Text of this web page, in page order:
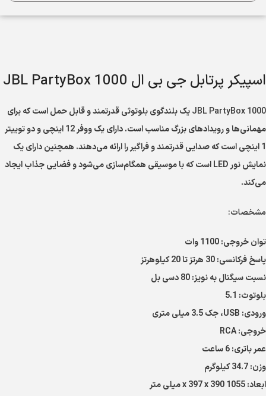
اسپیکر پرتابل جی بی ال JBL PartyBox 1000
JBL PartyBox 1000یک بلندگوی بلوتوثی قدرتمند و قابل حمل است که برای
مهمانی‌ها و رویدادهای بزرگ مناسب است. دارای یک ووفر 12 اینچی و دو توییتر
1 اینچی است که صدایی قدرتمند و فراگیر را ارائه می‌دهند. همچنین دارای یک
نمایش نور LED است که با موسیقی همگام‌سازی می‌شود و فضایی جذاب ایجاد
می‌کند.
مشخصات:
توان خروجی: 1100 وات
پاسخ فرکانسی: 30 هرتز تا 20 کیلوهرتز
نسبت سیگنال به نویز: 80 دسی بل
بلوتوث: 5.1
ورودی: USB، جک 3.5 میلی متری
خروجی: RCA
عمر باتری: 6 ساعت
وزن: 34.7 کیلوگرم
ابعاد: 1055 x 397 x 390 میلی متر